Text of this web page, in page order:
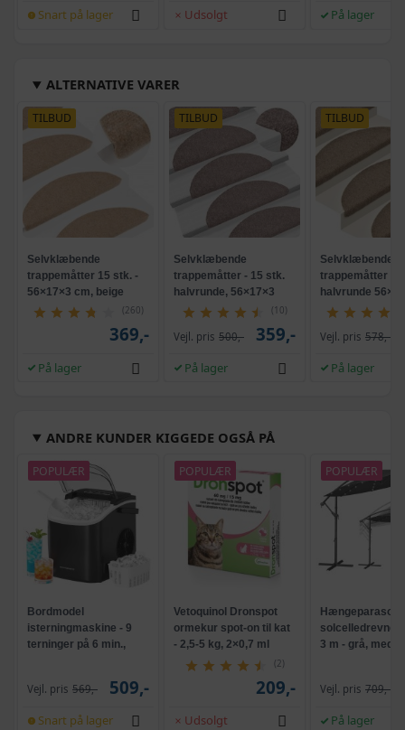
Snart på lager Udsolgt På lager
ALTERNATIVE VARER
TILBUD
Selvklæbende
trappemåtter 15 stk. -
56×17×3 cm, beige
(260)
369,-
På lager
TILBUD
Selvklæbende
trappemåtter - 15 stk.
halvrunde, 56×17×3
cm, lys brune
(10)
Vejl. pris 500,- 359,-
På lager
TILBUD
Selvklæbende
trappemåtter -
halvrunde
beige
Vejl. pris 578,-
På lager
ANDRE KUNDER KIGGEDE OGSÅ PÅ
POPULÆR
Bordmodel
isterningmaskine - 9
terninger på 6 min.,
Vejl. pris 569,- 509,-
Snart på lager
POPULÆR
Vetoquinol Dronspot
ormekur spot-on til kat
- 2,5-5 kg, 2×0,7 ml
(2)
209,-
Udsolgt
POPULÆR
Hængeparasols
solcelledrevne
3 m - grå, med
Vejl. pris 709,-
På lager